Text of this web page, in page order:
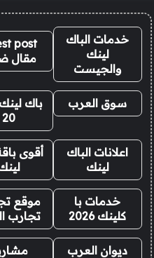
خدمات الباك
لينك
والجيست
post
مقال
سوق العرب
باك
20
اعلانات الباك
لينك
أقوى
خدمات با
كلينك 2026
موقع
تجارب
ديوان العرب